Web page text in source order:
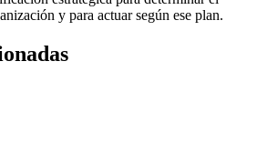
y para actuar según ese plan.